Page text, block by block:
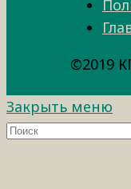
©2019
Закрыть меню